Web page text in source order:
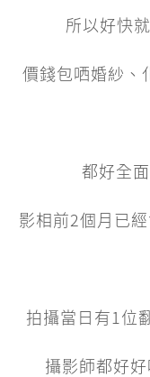
所以好快
價錢包哂婚紗、
都好全
影相前2個月已
拍攝當日有1位
攝影師都好